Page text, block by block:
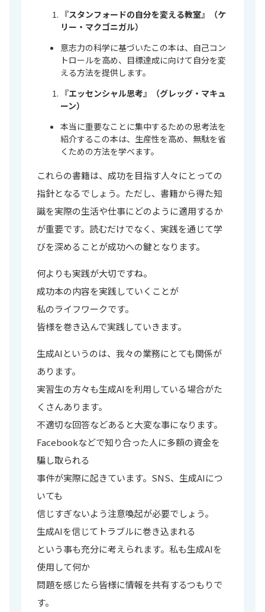
『スタンフォードの自分を変える教室』（ケ
リー・マクゴニガル）
意志力の科学に基づいたこの本は、自己コン
トロールを高め、目標達成に向けて自分を変
える方法を提供します。
『エッセンシャル思考』（グレッグ・マキュ
ーン）
本当に重要なことに集中するための思考法を
紹介するこの本は、生産性を高め、無駄を省
くための方法を学べます。
これらの書籍は、成功を目指す人々にとっての
指針となるでしょう。ただし、書籍から得た知
識を実際の生活や仕事にどのように適用するか
が重要です。読むだけでなく、実践を通じて学
びを深めることが成功への鍵となります。
何よりも実践が大切ですね。
成功本の内容を実践していくことが
私のライフワークです。
皆様を巻き込んで実践していきます。
生成AIというのは、我々の業務にとても関係が
あります。
実習生の方々も生成AIを利用している場合がた
くさんあります。
不適切な回答などあると大変な事になります。
Facebookなどで知り合った人に多額の資金を
騙し取られる
事件が実際に起きています。SNS、生成AIにつ
いても
信じすぎないよう注意喚起が必要でしょう。
生成AIを信じてトラブルに巻き込まれる
という事も充分に考えられます。私も生成AIを
使用して何か
問題を感じたら皆様に情報を共有するつもりで
す。